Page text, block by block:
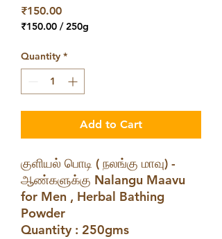
₹150.00Price
₹150.00 /250g
per
250
Quantity *
Add to Cart
குளியல் பொடி ( நலங்கு மாவு) -
ஆண்களுக்கு Nalangu Maavu
for Men , Herbal Bathing
Powder
Quantity : 250gms